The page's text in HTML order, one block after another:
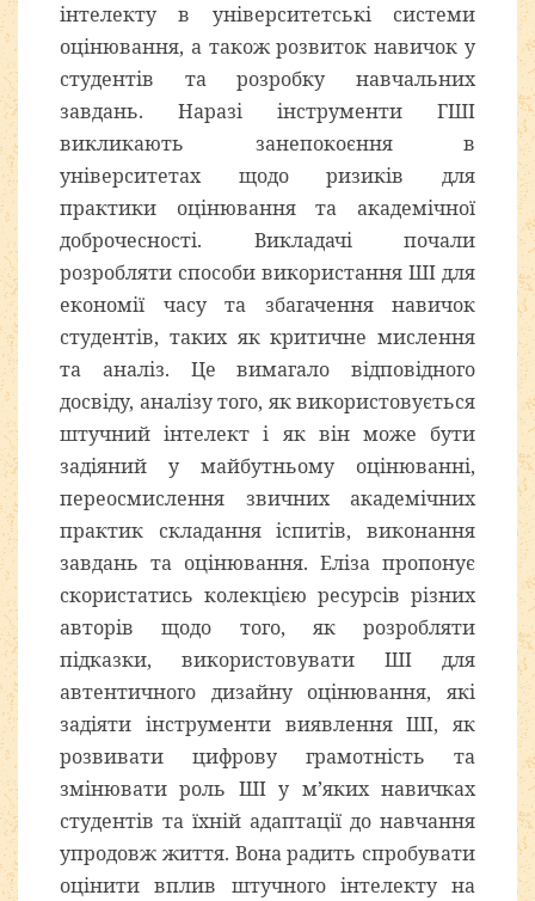
інтелекту в університетські системи
оцінювання, а також розвиток навичок у
студентів та розробку навчальних
завдань. Наразі інструменти ГШІ
викликають занепокоєння в
університетах щодо ризиків для
практики оцінювання та академічної
доброчесності. Викладачі почали
розробляти способи використання ШІ для
економії часу та збагачення навичок
студентів, таких як критичне мислення
та аналіз. Це вимагало відповідного
досвіду, аналізу того, як використовується
штучний інтелект і як він може бути
задіяний у майбутньому оцінюванні,
переосмислення звичних академічних
практик складання іспитів, виконання
завдань та оцінювання. Еліза пропонує
скористатись колекцією ресурсів різних
авторів щодо того, як розробляти
підказки, використовувати ШІ для
автентичного дизайну оцінювання, які
задіяти інструменти виявлення ШІ, як
розвивати цифрову грамотність та
змінювати роль ШІ у м’яких навичках
студентів та їхній адаптації до навчання
упродовж життя. Вона радить спробувати
оцінити вплив штучного інтелекту на